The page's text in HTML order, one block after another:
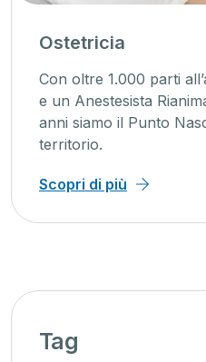
parti all’anno, un
Rianimatore h24, da
Punto Nascita di riferimento
Tag